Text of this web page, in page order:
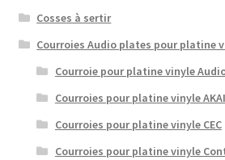
Cosses à sertir
Courroies Audio plates pour platine
Courroie pour platine vinyle
Courroies pour platine vinyle AKAI
Courroies pour platine vinyle CEC
Courroies pour platine vinyle